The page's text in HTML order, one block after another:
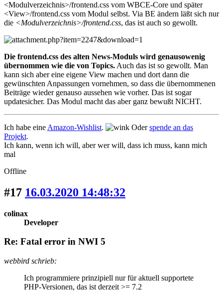
<Modulverzeichnis>/frontend.css vom WBCE-Core und später
<View>/frontend.css vom Modul selbst. Via BE ändern läßt sich nur
die <Modulverzeichnis>/frontend.css, das ist auch so gewollt.
Die frontend.css des alten News-Moduls wird genausowenig
übernommen wie die von Topics. Auch das ist so gewollt. Man
kann sich aber eine eigene View machen und dort dann die
gewünschten Anpassungen vornehmen, so dass die übernommenen
Beiträge wieder genauso aussehen wie vorher. Das ist sogar
updatesicher. Das Modul macht das aber ganz bewußt NICHT.
Ich habe eine Amazon-Wishlist. Oderspende an das
Projekt.
Ich kann, wenn ich will, aber wer will, dass ich muss, kann mich
mal
Offline
#17 16.03.2020 14:48:32
colinax
Developer
Re: Fatal error in NWI 5
webbird schrieb:
Ich programmiere prinzipiell nur für aktuell supportete
PHP-Versionen, das ist derzeit >= 7.2